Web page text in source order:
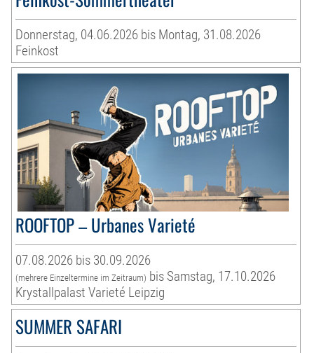
Donnerstag, 04.06.2026 bis Montag, 31.08.2026
Feinkost
ROOFTOP – Urbanes Varieté
07.08.2026 bis 30.09.2026
(mehrere Einzeltermine im Zeitraum) bis Samstag, 17.10.2026
Krystallpalast Varieté Leipzig
SUMMER SAFARI